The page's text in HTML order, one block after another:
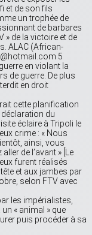
et de son fils
un trophée de
de barbares
» de la victoire et de
ALAC (African-
5
en violant la
de guerre. De plus
en droit
cette planification
du
éclaire à Tripoli le
crime : « Nous
ainsi, vous
de l’avant » [Le
furent réalisés
et aux jambes par
selon FTV avec
les impérialistes,
« animal » que
puis procéder à sa